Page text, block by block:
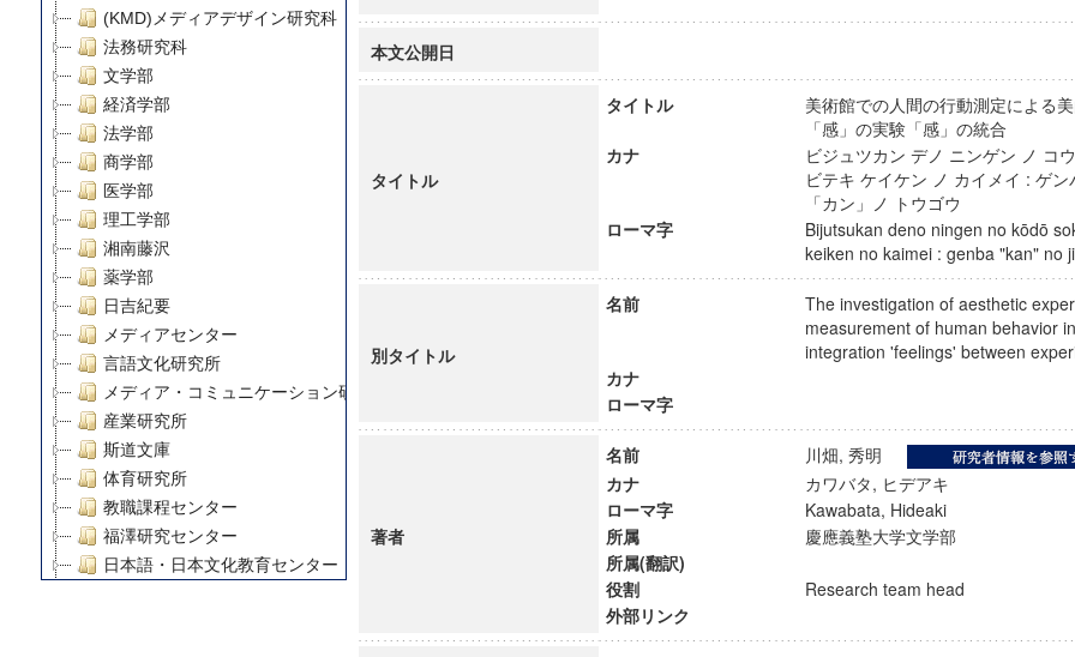
(KMD)メディアデザイン研究科
法務研究科
文学部
経済学部
法学部
商学部
医学部
理工学部
湘南藤沢
薬学部
日吉紀要
メディアセンター
言語文化研究所
メディア・コミュニケーション研究所
産業研究所
斯道文庫
体育研究所
教職課程センター
福澤研究センター
日本語・日本文化教育センター
本文公開日
タイトル
タイトル
美術館での人間の行動測定による
「感」の実験「感」の統合
カナ
ビジュツカン デノ ニンゲン ノ コ
ビテキ ケイケン ノ カイメイ : ゲ
「カン」ノ トウゴウ
ローマ字
Bijutsukan deno ningen no kōdō
keiken no kaimei : genba "kan"
別タイトル
名前
The investigation of aesthetic
measurement of human behavior
integration 'feelings' between
カナ
ローマ字
著者
名前
川畑, 秀明
カナ
カワバタ, ヒデアキ
ローマ字
Kawabata, Hideaki
所属
慶應義塾大学文学部
所属(翻訳)
役割
Research team head
外部リンク